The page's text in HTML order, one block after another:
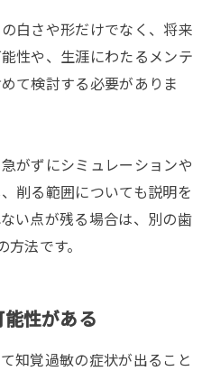
白さや形だけでなく、将来
性や、生涯にわたるメンテ
て検討する必要がありま
がずにシミュレーションや
削る範囲についても説明を
い点が残る場合は、別の歯
法です。
性がある
知覚過敏の症状が出ること